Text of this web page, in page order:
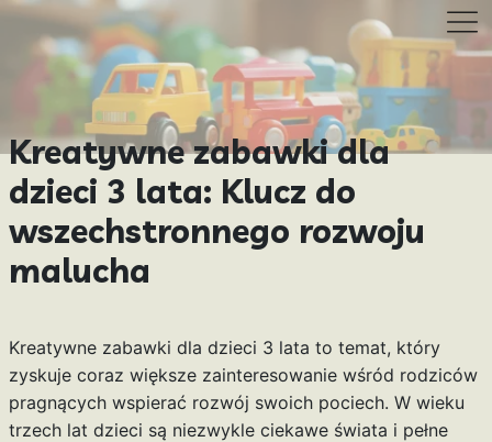
Kreatywne zabawki dla
dzieci 3 lata: Klucz do
wszechstronnego rozwoju
malucha
Kreatywne zabawki dla dzieci 3 lata to temat, który
zyskuje coraz większe zainteresowanie wśród rodziców
pragnących wspierać rozwój swoich pociech. W wieku
trzech lat dzieci są niezwykle ciekawe świata i pełne